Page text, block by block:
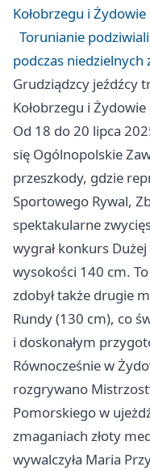
Kołobrzegu i Żydowie
Torunianie
podczas niedzielnych
Grudziądzcy jeźdźcy
Kołobrzegu i Żydowie
Od 18 do 20 lipca
się Ogólnopolskie
przeszkody, gdzie
Sportowego Rywal,
spektakularne
wygrał konkurs
wysokości 140 cm.
zdobył także drugie
Rundy (130 cm), co
i doskonałym
Równocześnie w
rozgrywano
Pomorskiego w
zmaganiach złoty
wywalczyła Maria